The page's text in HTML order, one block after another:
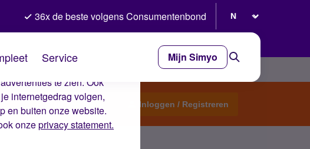
dat je ervaring op de
te zien. Ook
internetgedrag volgen,
en buiten onze website.
onzeprivacy statement.
36x de beste volgens Consumentenbond
Service Mijn Simyo
Start een topic Inloggen / Registreren